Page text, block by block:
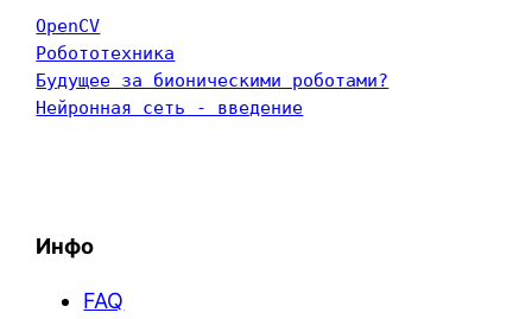
OpenCV
Робототехника
Будущее за бионическими роботами?
Нейронная сеть - введение
Инфо
FAQ